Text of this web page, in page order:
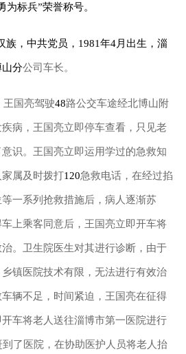
标兵”荣誉称号。
族，中共党员，1981年4月出生，淄
分公司车长。
王国亮驾驶48路公交车途经北博山附
病，王国亮立即停车查看，只见老
识。王国亮立即运用学过的急救知
属及时拨打120急救电话，在经过掐
一系列抢救措施后，病人逐渐苏
上乘客同意后，王国亮立即开车将
。卫生院医生对其进行诊断，由于
镇医院技术有限，无法进行有效治
辆不足，时间紧迫，王国亮在征得
车将老人送往淄博市第一医院进行
到了医院，在协助医护人员将老人抬